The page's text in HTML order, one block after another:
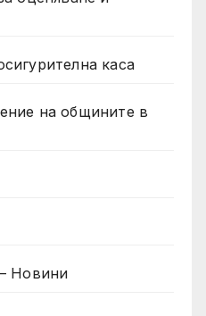
каса
на общините в
Новини